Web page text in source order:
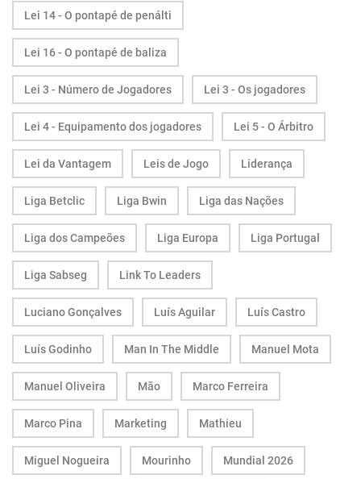
Lei 14 - O pontapé de penálti
Lei 16 - O pontapé de baliza
Lei 3 - Número de Jogadores Lei 3 - Os jogadores
Lei 4 - Equipamento dos jogadores Lei 5 - O Árbitro
Lei da Vantagem Leis de Jogo Liderança
Liga Betclic Liga Bwin Liga das Nações
Liga dos Campeões Liga Europa Liga Portugal
Liga Sabseg Link To Leaders
Luciano Gonçalves Luís Aguilar Luís Castro
Luís Godinho Man In The Middle Manuel Mota
Manuel Oliveira Mão Marco Ferreira
Marco Pina Marketing Mathieu
Miguel Nogueira Mourinho Mundial 2026